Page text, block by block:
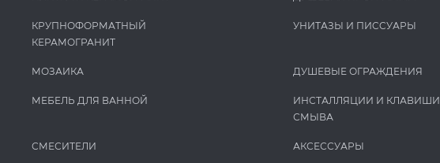
КРУПНОФОРМАТНЫЙ
КЕРАМОГРАНИТ
МОЗАИКА
МЕБЕЛЬ ДЛЯ ВАННОЙ
СМЕСИТЕЛИ
УНИТАЗЫ И ПИCCУАРЫ
ДУШЕВЫЕ ОГРАЖДЕНИЯ
ИНСТАЛЛЯЦИИ И КЛАВИШИ
СМЫВА
АКСЕССУАРЫ